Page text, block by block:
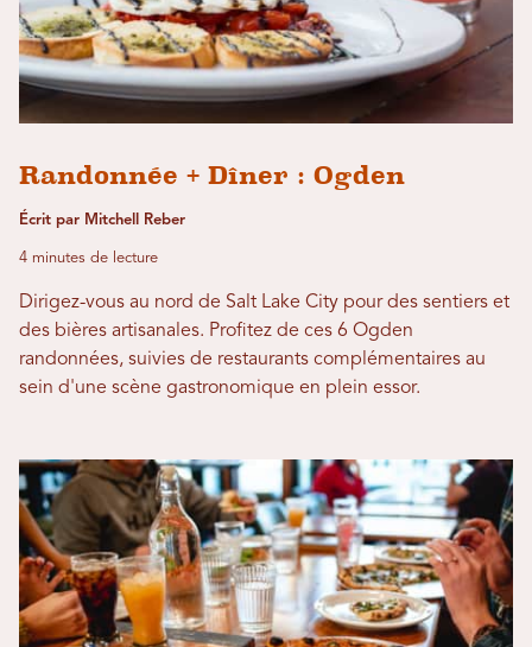
Randonnée + Dîner : Ogden
Écrit par Mitchell Reber
4 minutes de lecture
Dirigez-vous au nord de Salt Lake City pour des sentiers et
des bières artisanales. Profitez de ces 6 Ogden
randonnées, suivies de restaurants complémentaires au
sein d'une scène gastronomique en plein essor.